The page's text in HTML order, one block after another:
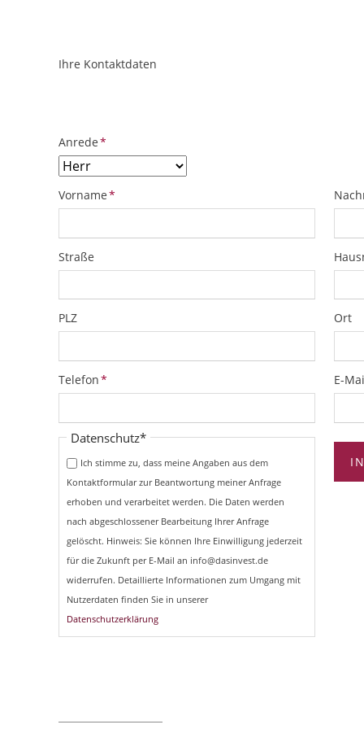
ObjektPlatzhalter
URL
Ihre Kontaktdaten
Pflichtfeld
Anrede*
Pflichtfeld
Vorname*
Straße
PLZ Ort
Pflichtfeld
Telefon* E-
Pflichtfeld
Datenschutz*
Ich stimme zu, dass meine Angaben aus dem
Kontaktformular zur Beantwortung meiner Anfrage
erhoben und verarbeitet werden. Die Daten werden
nach abgeschlossener Bearbeitung Ihrer Anfrage
gelöscht. Hinweis: Sie können Ihre Einwilligung jederzeit
für die Zukunft per E-Mail an info@dasinvest.de
widerrufen. Detaillierte Informationen zum Umgang mit
Nutzerdaten finden Sie in unserer
Datenschutzerklärung